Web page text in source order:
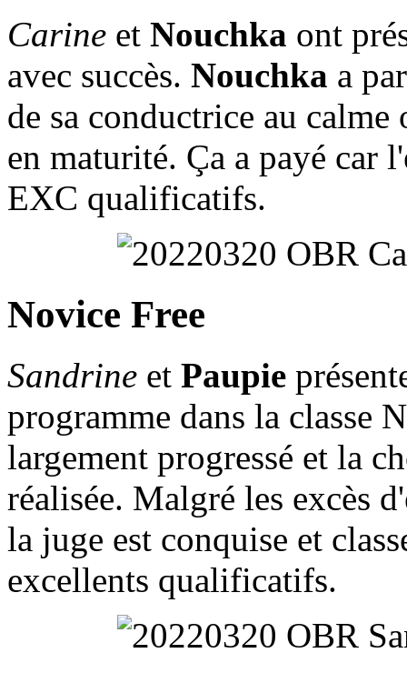
Carine et Nouchka ont
avec succès. Nouchka a
de sa conductrice au
en maturité. Ça a payé car
EXC qualificatifs.
Novice Free
Sandrine et Paupie
programme dans la classe
largement progressé et la
réalisée. Malgré les excès
la juge est conquise et
excellents qualificatifs.